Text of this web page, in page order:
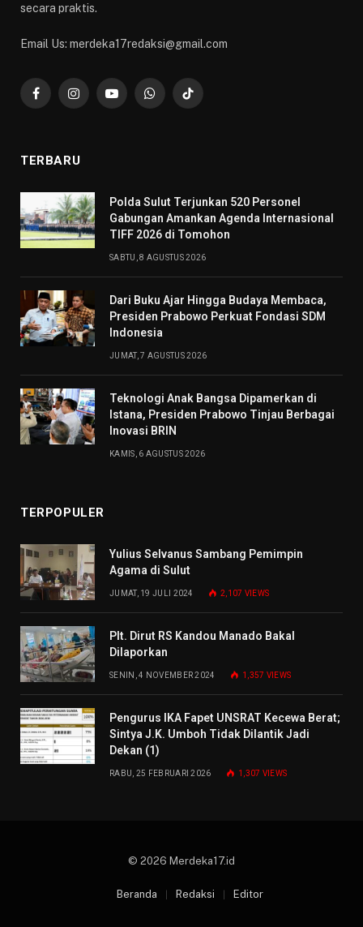
secara praktis.
Email Us: merdeka17redaksi@gmail.com
FacebookInstagramYouTubeWhatsAppTikTok
TERBARU
​Polda Sulut Terjunkan 520 Personel
Gabungan Amankan Agenda Internasional
TIFF 2026 di Tomohon
SABTU, 8 AGUSTUS 2026
Dari Buku Ajar Hingga Budaya Membaca,
Presiden Prabowo Perkuat Fondasi SDM
Indonesia
JUMAT, 7 AGUSTUS 2026
Teknologi Anak Bangsa Dipamerkan di
Istana, Presiden Prabowo Tinjau Berbagai
Inovasi BRIN
KAMIS, 6 AGUSTUS 2026
TERPOPULER
Yulius Selvanus Sambang Pemimpin
Agama di Sulut
JUMAT, 19 JULI 2024 2,107 VIEWS
Plt. Dirut RS Kandou Manado Bakal
Dilaporkan
SENIN, 4 NOVEMBER 2024 1,357 VIEWS
Pengurus IKA Fapet UNSRAT Kecewa Berat;
Sintya J.K. Umboh Tidak Dilantik Jadi
Dekan (1)
RABU, 25 FEBRUARI 2026 1,307 VIEWS
© 2026 Merdeka17.id
Beranda Redaksi Editor